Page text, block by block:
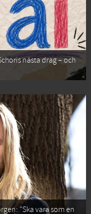
nästa drag – och
”Ska vara som en